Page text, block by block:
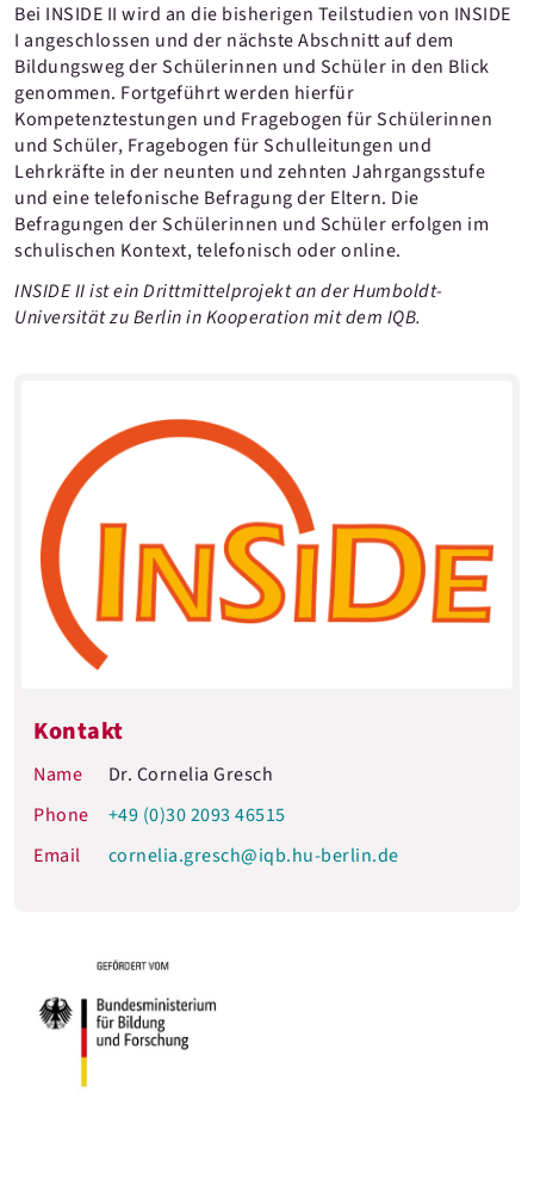
Bei INSIDE II wird an die bisherigen Teilstudien von INSIDE
I angeschlossen und der nächste Abschnitt auf dem
Bildungsweg der Schülerinnen und Schüler in den Blick
genommen. Fortgeführt werden hierfür
Kompetenztestungen und Fragebogen für Schülerinnen
und Schüler, Fragebogen für Schulleitungen und
Lehrkräfte in der neunten und zehnten Jahrgangsstufe
und eine telefonische Befragung der Eltern. Die
Befragungen der Schülerinnen und Schüler erfolgen im
schulischen Kontext, telefonisch oder online.
INSIDE II ist ein Drittmittelprojekt an der Humboldt-
Universität zu Berlin in Kooperation mit dem IQB.
Kontakt
Name
Dr. Cornelia Gresch
Phone
+49 (0)30 2093 46515
Email
cornelia.gresch@iqb.hu-berlin.de